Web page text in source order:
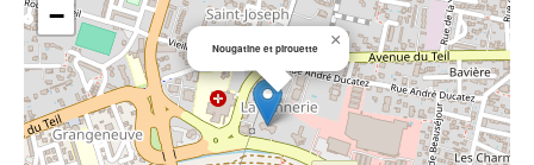
Nougatine et pirouette ×
−